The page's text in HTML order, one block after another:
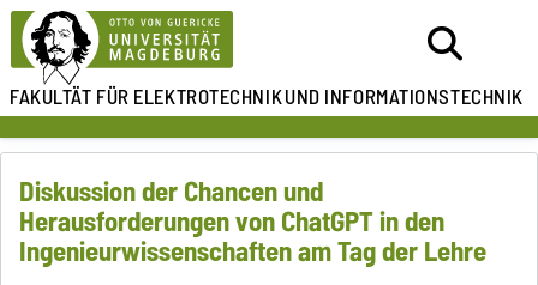
FAKULTÄT FÜR ELEKTROTECHNIKUND INFORMATIONSTECHNIK
Diskussion der Chancen und
Herausforderungen von ChatGPT in den
Ingenieurwissenschaften am Tag der Lehre